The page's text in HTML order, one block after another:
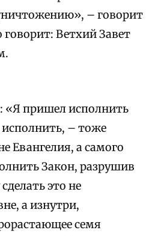
– говорит
говорит: Ветхий Завет
«Я пришел исполнить
– тоже
Евангелия, а самого
Закон, разрушив
это не
а изнутри,
семя